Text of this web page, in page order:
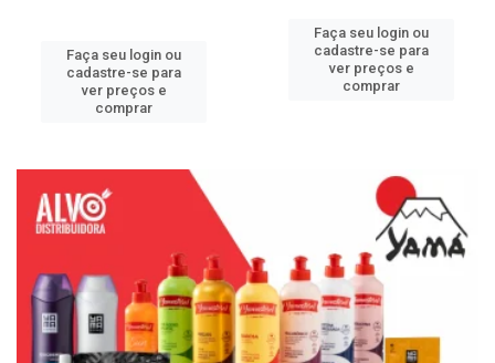
Faça seu login ou
cadastre-se para
ver preços e
comprar
Faça seu login ou
cadastre-se para
ver preços e
comprar